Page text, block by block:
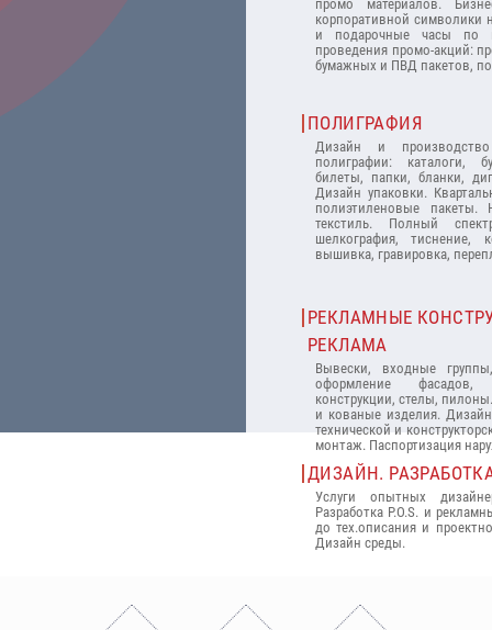
промо материалов.
корпоративной символики
и подарочные часы по
проведения промо-акций:
бумажных и ПВД пакетов,
ПОЛИГРАФИЯ
Дизайн и
полиграфии: каталоги,
билеты, папки, бланки,
Дизайн упаковки.
полиэтиленовые пакеты.
текстиль. Полный
шелкография, тиснение,
вышивка, гравировка,
РЕКЛАМНЫЕ
РЕКЛАМА
Вывески, входные
оформление фасадов,
конструкции, стелы,
и кованые изделия.
технической и
монтаж. Паспортизация
ДИЗАЙН.
Услуги опытных
Разработка P.O.S. и
до тех.описания и
Дизайн среды.